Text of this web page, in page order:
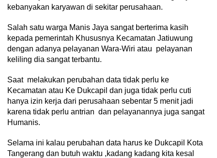
kebanyakan karyawan di sekitar perusahaan.
Salah satu warga Manis Jaya sangat berterima kasih
kepada pemerintah Khususnya Kecamatan Jatiuwung
dengan adanya pelayanan Wara-Wiri atau pelayanan
keliling dia sangat terbantu.
Saat melakukan perubahan data tidak perlu ke
Kecamatan atau Ke Dukcapil dan juga tidak perlu cuti
hanya izin kerja dari perusahaan sebentar 5 menit jadi
karena tidak perlu antrian dan pelayanannya juga sangat
Humanis.
Selama ini kalau perubahan data harus ke Dukcapil Kota
Tangerang dan butuh waktu ,kadang kadang kita kesal